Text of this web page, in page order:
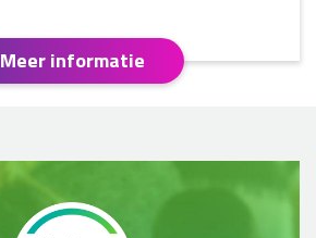
Meer informatie